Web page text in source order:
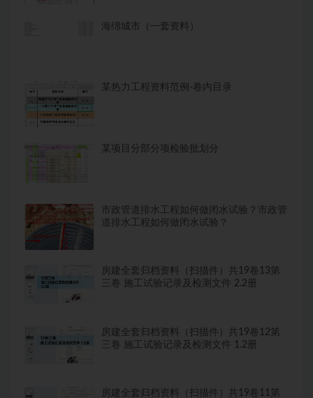
海绵城市（一套资料）
某热力工程资料范例-卷内目录
某项目分部分项检验批划分
市政管道排水工程如何做闭水试验？市政管
道排水工程如何做闭水试验？
房建全套归档资料（扫描件）共19卷13第
三卷 施工试验记录及检测文件 2.2册
房建全套归档资料（扫描件）共19卷12第
三卷 施工试验记录及检测文件 1.2册
房建全套归档资料（扫描件）共19卷11第